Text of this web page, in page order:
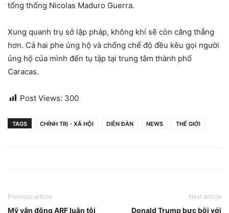
tổng thống Nicolas Maduro Guerra.
Xung quanh trụ sở lập pháp, không khí sẽ còn căng thẳng
hơn. Cả hai phe ủng hộ và chống chế độ đều kêu gọi người
ủng hộ của mình đến tụ tập tại trung tâm thành phố
Caracas.
Post Views: 300
TAGS CHÍNH TRỊ - XÃ HỘI DIỄN ĐÀN NEWS THẾ GIỚI
Previous article
Mỹ vận động ARF luận tội
Next article
Donald Trump bực bội với